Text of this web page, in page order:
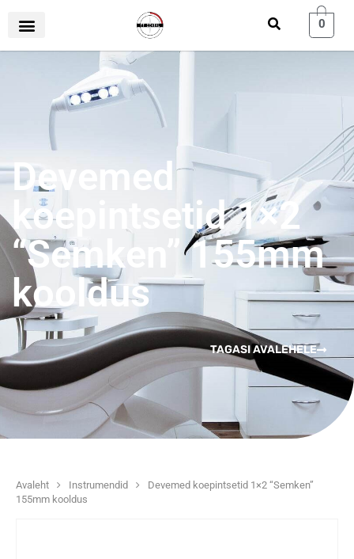
0
Devemed
koepintsetid 1×2
“Semken” 155mm
kooldus
TAGASI AVALEHELE
Avaleht Instrumendid
Devemed koepintsetid 1×2 “Semken”
155mm kooldus